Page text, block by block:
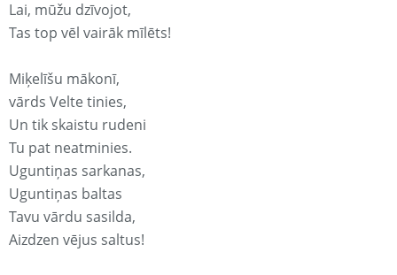
Lai, mūžu dzīvojot,
Tas top vēl vairāk mīlēts!
Miķelīšu mākonī,
vārds Velte tinies,
Un tik skaistu rudeni
Tu pat neatminies.
Uguntiņas sarkanas,
Uguntiņas baltas
Tavu vārdu sasilda,
Aizdzen vējus saltus!